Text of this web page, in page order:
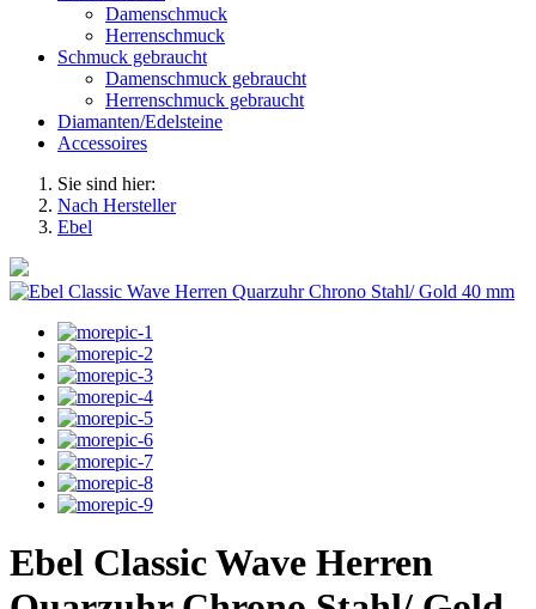
Damenschmuck
Herrenschmuck
Schmuck gebraucht
Damenschmuck gebraucht
Herrenschmuck gebraucht
Diamanten/Edelsteine
Accessoires
Sie sind hier:
Nach Hersteller
Ebel
Ebel Classic Wave Herren